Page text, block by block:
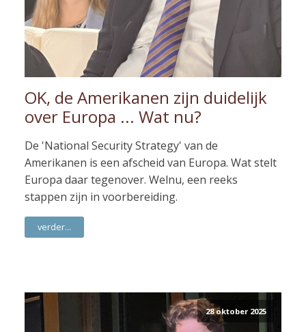
OK, de Amerikanen zijn duidelijk
over Europa ... Wat nu?
De 'National Security Strategy' van de
Amerikanen is een afscheid van Europa. Wat stelt
Europa daar tegenover. Welnu, een reeks
stappen zijn in voorbereiding.
verder...
28 oktober 2025